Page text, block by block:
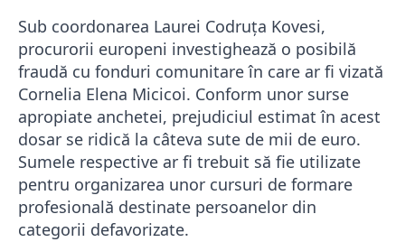
Sub coordonarea Laurei Codruța Kovesi,
procurorii europeni investighează o posibilă
fraudă cu fonduri comunitare în care ar fi vizată
Cornelia Elena Micicoi. Conform unor surse
apropiate anchetei, prejudiciul estimat în acest
dosar se ridică la câteva sute de mii de euro.
Sumele respective ar fi trebuit să fie utilizate
pentru organizarea unor cursuri de formare
profesională destinate persoanelor din
categorii defavorizate.